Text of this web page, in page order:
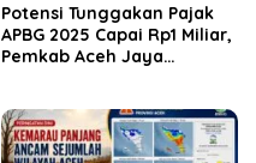
Potensi Tunggakan Pajak
APBG 2025 Capai Rp1 Miliar,
Pemkab Aceh Jaya